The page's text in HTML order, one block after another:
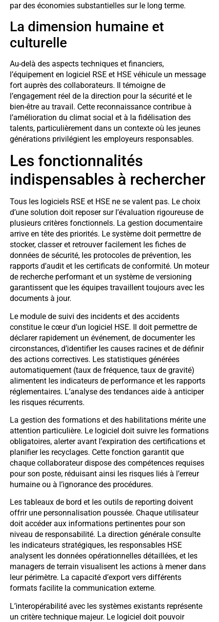
par des économies substantielles sur le long terme.
La dimension humaine et
culturelle
Au-delà des aspects techniques et financiers,
l’équipement en logiciel RSE et HSE véhicule un message
fort auprès des collaborateurs. Il témoigne de
l’engagement réel de la direction pour la sécurité et le
bien-être au travail. Cette reconnaissance contribue à
l’amélioration du climat social et à la fidélisation des
talents, particulièrement dans un contexte où les jeunes
générations privilégient les employeurs responsables.
Les fonctionnalités
indispensables à rechercher
Tous les logiciels RSE et HSE ne se valent pas. Le choix
d’une solution doit reposer sur l’évaluation rigoureuse de
plusieurs critères fonctionnels. La gestion documentaire
arrive en tête des priorités. Le système doit permettre de
stocker, classer et retrouver facilement les fiches de
données de sécurité, les protocoles de prévention, les
rapports d’audit et les certificats de conformité. Un moteur
de recherche performant et un système de versioning
garantissent que les équipes travaillent toujours avec les
documents à jour.
Le module de suivi des incidents et des accidents
constitue le cœur d’un logiciel HSE. Il doit permettre de
déclarer rapidement un événement, de documenter les
circonstances, d’identifier les causes racines et de définir
des actions correctives. Les statistiques générées
automatiquement (taux de fréquence, taux de gravité)
alimentent les indicateurs de performance et les rapports
réglementaires. L’analyse des tendances aide à anticiper
les risques récurrents.
La gestion des formations et des habilitations mérite une
attention particulière. Le logiciel doit suivre les formations
obligatoires, alerter avant l’expiration des certifications et
planifier les recyclages. Cette fonction garantit que
chaque collaborateur dispose des compétences requises
pour son poste, réduisant ainsi les risques liés à l’erreur
humaine ou à l’ignorance des procédures.
Les tableaux de bord et les outils de reporting doivent
offrir une personnalisation poussée. Chaque utilisateur
doit accéder aux informations pertinentes pour son
niveau de responsabilité. La direction générale consulte
les indicateurs stratégiques, les responsables HSE
analysent les données opérationnelles détaillées, et les
managers de terrain visualisent les actions à mener dans
leur périmètre. La capacité d’export vers différents
formats facilite la communication externe.
L’interopérabilité avec les systèmes existants représente
un critère technique majeur. Le logiciel doit pouvoir